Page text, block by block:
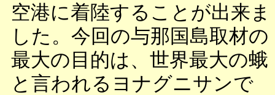
空港に着陸することが出来ま
した。今回の与那国島取材の
最大の目的は、世界最大の蛾
と言われるヨナグニサンで